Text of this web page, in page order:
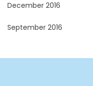
December 2016
September 2016